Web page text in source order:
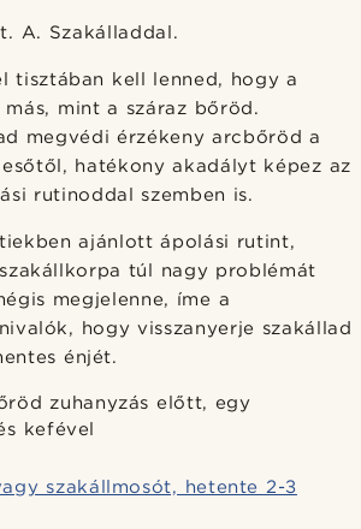
A. Szakálladdal.
tisztában kell lenned, hogy a
mint a száraz bőröd.
megvédi érzékeny arcbőröd a
hatékony akadályt képez az
rutinoddal szemben is.
ajánlott ápolási rutint,
túl nagy problémát
megjelenne, íme a
hogy visszanyerje szakállad
énjét.
zuhanyzás előtt, egy
kefével
szakállmosót, hetente 2-3